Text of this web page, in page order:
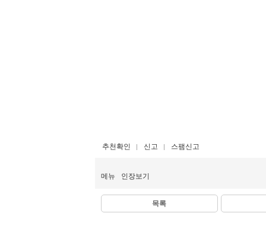
추천확인 신고 스팸신고
메뉴 인장보기
목록